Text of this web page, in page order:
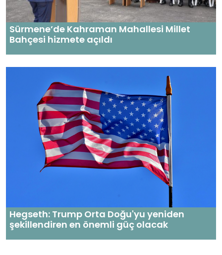
Sürmene’de Kahraman Mahallesi Millet
Bahçesi hizmete açıldı
Hegseth: Trump Orta Doğu'yu yeniden
şekillendiren en önemli güç olacak